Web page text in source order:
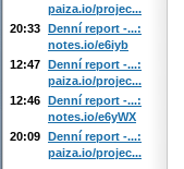
paiza.io/projec...
20:33 Denní report -...:
notes.io/e6iyb
12:47 Denní report -...:
paiza.io/projec...
12:46 Denní report -...:
notes.io/e6yWX
20:09 Denní report -...:
paiza.io/projec...